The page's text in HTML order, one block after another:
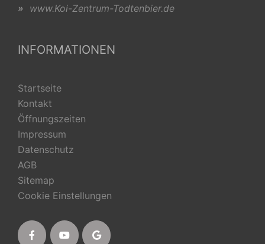
» www.Koi-Zentrum-Todtenbier.de
INFORMATIONEN
Startseite
Kontakt
Öffnungszeiten
Impressum
Datenschutz
AGB
Sitemap
Cookie Einstellungen